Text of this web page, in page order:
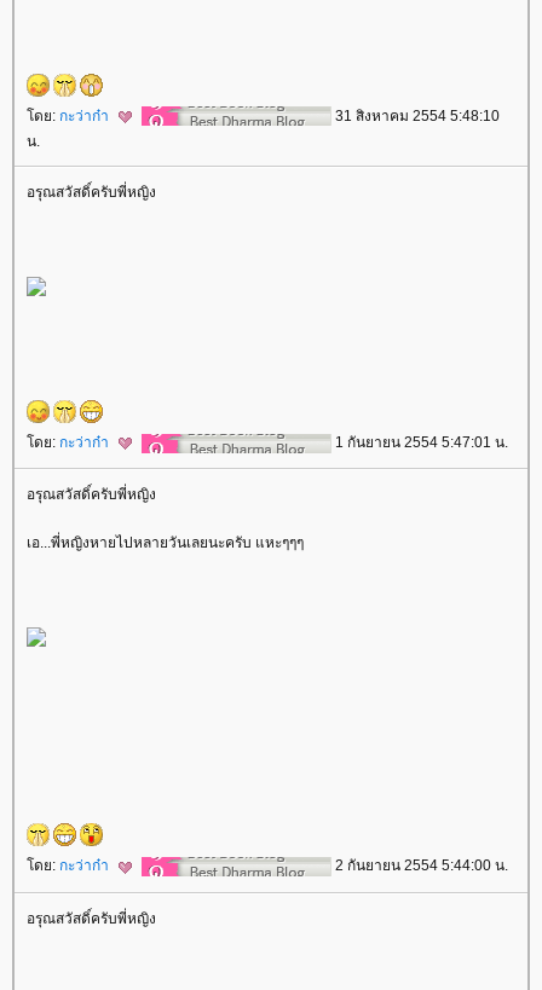
ดย: กะว่าก๋า
31 สิงหาคม 2554 5:48:10
น.
อรุณสวัสดิ์ครับพี่หญิง
ดย: กะว่าก๋า 1 กันยายน 2554 5:47:01 น.
อรุณสวัสดิ์ครับพี่หญิง
เอ...พี่หญิงหายไปหลายวันเลยนะครับ แหะๆๆๆ
ดย: กะว่าก๋า 2 กันยายน 2554 5:44:00 น.
อรุณสวัสดิ์ครับพี่หญิง